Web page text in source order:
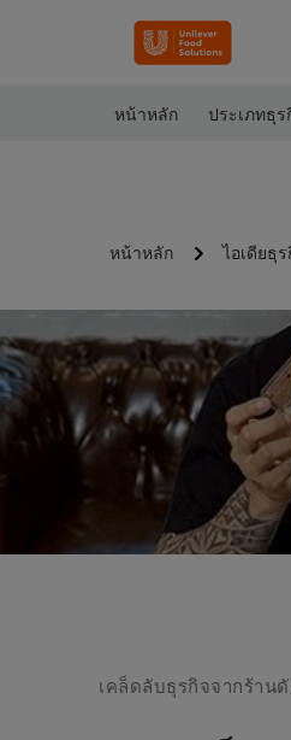
หน้าหลัก ประเภทธุร
หน้าหลัก ไอเดียธุร
เคล็ดลับธุรกิจจากร้านดั